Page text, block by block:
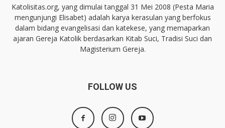
Katolisitas.org, yang dimulai tanggal 31 Mei 2008 (Pesta Maria
mengunjungi Elisabet) adalah karya kerasulan yang berfokus
dalam bidang evangelisasi dan katekese, yang memaparkan
ajaran Gereja Katolik berdasarkan Kitab Suci, Tradisi Suci dan
Magisterium Gereja.
FOLLOW US